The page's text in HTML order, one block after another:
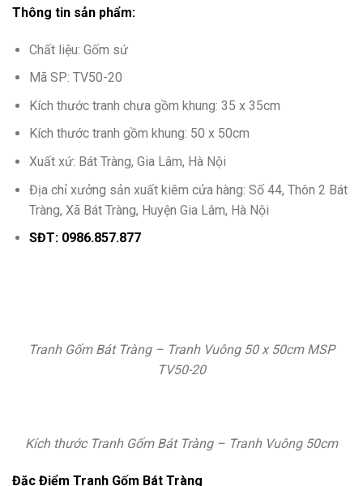
Thông tin sản phẩm:
Chất liệu: Gốm sứ
Mã SP: TV50-20
Kích thước tranh chưa gồm khung: 35 x 35cm
Kích thước tranh gồm khung: 50 x 50cm
Xuất xứ: Bát Tràng, Gia Lâm, Hà Nội
Địa chỉ xưởng sản xuất kiêm cửa hàng: Số 44, Thôn 2 Bát
Tràng, Xã Bát Tràng, Huyện Gia Lâm, Hà Nội
SĐT: 0986.857.877
Tranh Gốm Bát Tràng – Tranh Vuông 50 x 50cm MSP
TV50-20
Kích thước Tranh Gốm Bát Tràng – Tranh Vuông 50cm
Đặc Điểm Tranh Gốm Bát Tràng